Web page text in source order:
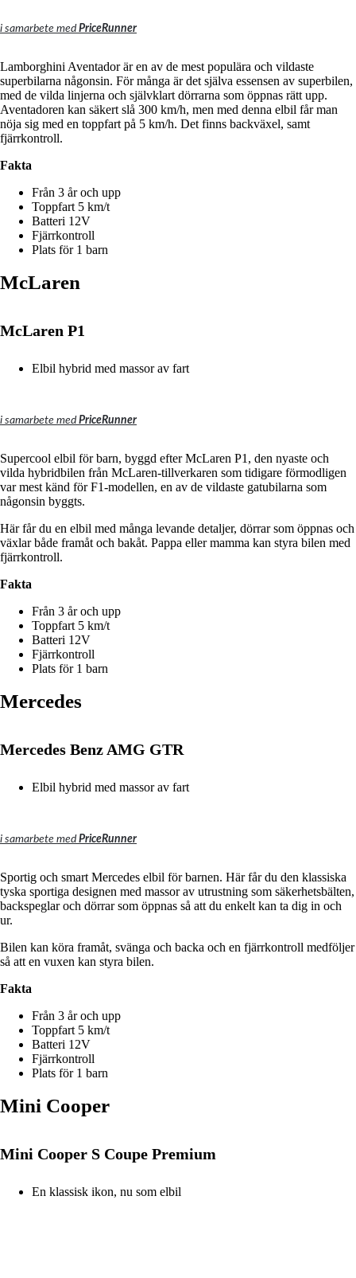
i samarbete med PriceRunner
Lamborghini Aventador är en av de mest populära och vildaste
superbilarna någonsin. För många är det själva essensen av superbilen,
med de vilda linjerna och självklart dörrarna som öppnas rätt upp.
Aventadoren kan säkert slå 300 km/h, men med denna elbil får man
nöja sig med en toppfart på 5 km/h. Det finns backväxel, samt
fjärrkontroll.
Fakta
Från 3 år och upp
Toppfart 5 km/t
Batteri 12V
Fjärrkontroll
Plats för 1 barn
McLaren
McLaren P1
Elbil hybrid med massor av fart
i samarbete med PriceRunner
Supercool elbil för barn, byggd efter McLaren P1, den nyaste och
vilda hybridbilen från McLaren-tillverkaren som tidigare förmodligen
var mest känd för F1-modellen, en av de vildaste gatubilarna som
någonsin byggts.
Här får du en elbil med många levande detaljer, dörrar som öppnas och
växlar både framåt och bakåt. Pappa eller mamma kan styra bilen med
fjärrkontroll.
Fakta
Från 3 år och upp
Toppfart 5 km/t
Batteri 12V
Fjärrkontroll
Plats för 1 barn
Mercedes
Mercedes Benz AMG GTR
Elbil hybrid med massor av fart
i samarbete med PriceRunner
Sportig och smart Mercedes elbil för barnen. Här får du den klassiska
tyska sportiga designen med massor av utrustning som säkerhetsbälten,
backspeglar och dörrar som öppnas så att du enkelt kan ta dig in och
ur.
Bilen kan köra framåt, svänga och backa och en fjärrkontroll medföljer
så att en vuxen kan styra bilen.
Fakta
Från 3 år och upp
Toppfart 5 km/t
Batteri 12V
Fjärrkontroll
Plats för 1 barn
Mini Cooper
Mini Cooper S Coupe Premium
En klassisk ikon, nu som elbil